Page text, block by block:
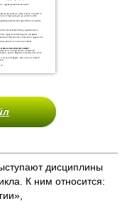
дисциплины
К ним относится: